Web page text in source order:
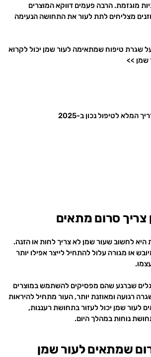
מוגזמת. הרבה פעמים דווקא המוצרים
מצליחים לתת לעור את התחושה הנעימה
על שגרת טיפוח שמתאימה לעור שמן יכול לקרוא
שמן >>
המלא לטיפול נכון ב-2025
סרום מתאים
היא לחשוב שעור שמן לא צריך לחות או הזנה.
או מגורה עלול להתחיל לייצר אפילו יותר
שברגע שהם מפסיקים להשתמש במוצרים
רגועה ומאוזנת יותר, העור מתחיל להיראות
לעור שמן יכול לעזור בתחושת רעננות,
נוחות במהלך היום.
שמתאים לעור שמן